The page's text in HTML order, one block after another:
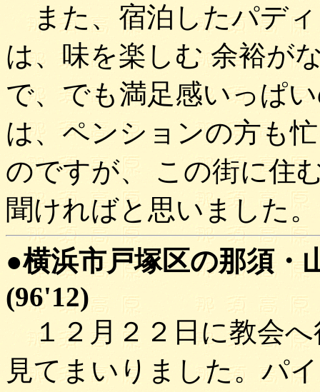
また、宿泊したパデ
は、味を楽しむ 余裕が
で、でも満足感いっぱ
は、ペンションの方も
のですが、 この街に住
聞ければと思いました。
●横浜市戸塚区の那須・
(96'12)
１２月２２日に教会
見てまいりました。パ